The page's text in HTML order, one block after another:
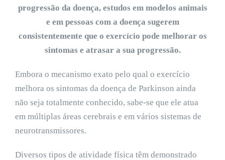
progressão da doença, estudos em modelos animais
e em pessoas com a doença sugerem
consistentemente que o exercício pode melhorar os
sintomas e atrasar a sua progressão.
Embora o mecanismo exato pelo qual o exercício
melhora os sintomas da doença de Parkinson ainda
não seja totalmente conhecido, sabe-se que ele atua
em múltiplas áreas cerebrais e em vários sistemas de
neurotransmissores.
Diversos tipos de atividade física têm demonstrado